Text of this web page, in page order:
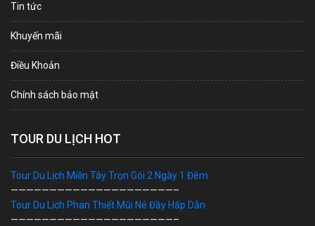
Tin tức
Khuyến mãi
Điều Khoản
Chính sách bảo mật
TOUR DU LỊCH HOT
Tour Du Lịch Miền Tây Trọn Gói 2 Ngày 1 Đêm
—————————————————————–
Tour Du Lịch Phan Thiết Mũi Né Đầy Hấp Dẫn
—————————————————————–